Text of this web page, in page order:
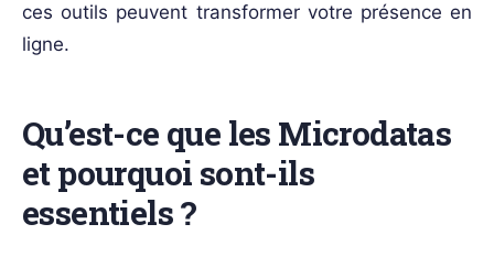
ces outils peuvent transformer votre présence en
ligne.
Qu’est-ce que les Microdatas
et pourquoi sont-ils
essentiels ?